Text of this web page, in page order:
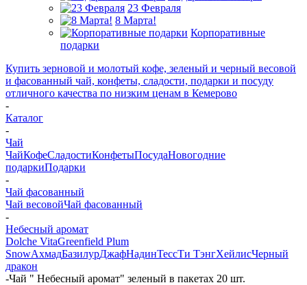
23 Февраля
8 Марта!
Корпоративные
подарки
Купить зерновой и молотый кофе, зеленый и черный весовой
и фасованный чай, конфеты, сладости, подарки и посуду
отличного качества по низким ценам в Кемерово
-
Каталог
-
Чай
ЧайКофеСладостиКонфетыПосудаНовогодние
подаркиПодарки
-
Чай фасованный
Чай весовойЧай фасованный
-
Небесный аромат
Dolche VitaGreenfield Plum
SnowАхмадБазилурДжафНадинТессТи ТэнгХейлисЧерный
дракон
-Чай " Небесный аромат" зеленый в пакетах 20 шт.